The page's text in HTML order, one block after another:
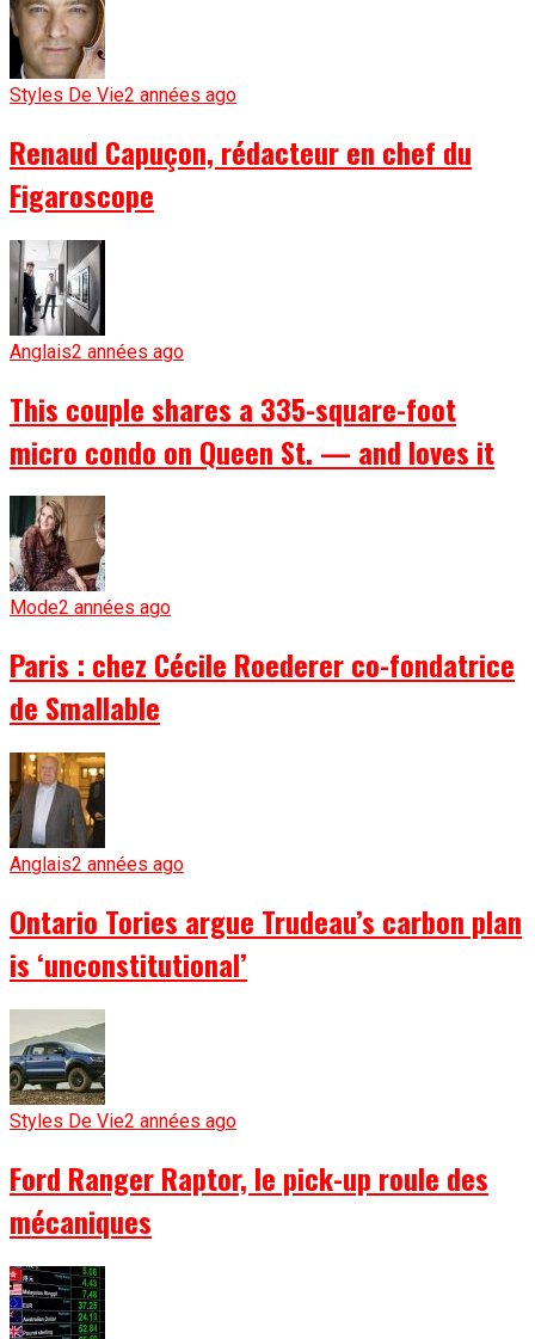
Styles De Vie2 années ago
Renaud Capuçon, rédacteur en chef du
Figaroscope
Anglais2 années ago
This couple shares a 335-square-foot
micro condo on Queen St. — and loves it
Mode2 années ago
Paris : chez Cécile Roederer co-fondatrice
de Smallable
Anglais2 années ago
Ontario Tories argue Trudeau’s carbon plan
is ‘unconstitutional’
Styles De Vie2 années ago
Ford Ranger Raptor, le pick-up roule des
mécaniques